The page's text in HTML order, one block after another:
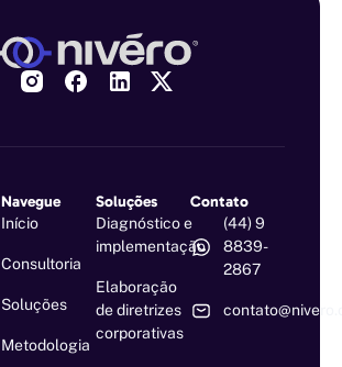
Navegue
Início
Consultoria
Soluções
Metodologia
Soluções
Diagnóstico e
implementação
Elaboração
de diretrizes
corporativas
Contato
(44) 9
8839-
2867